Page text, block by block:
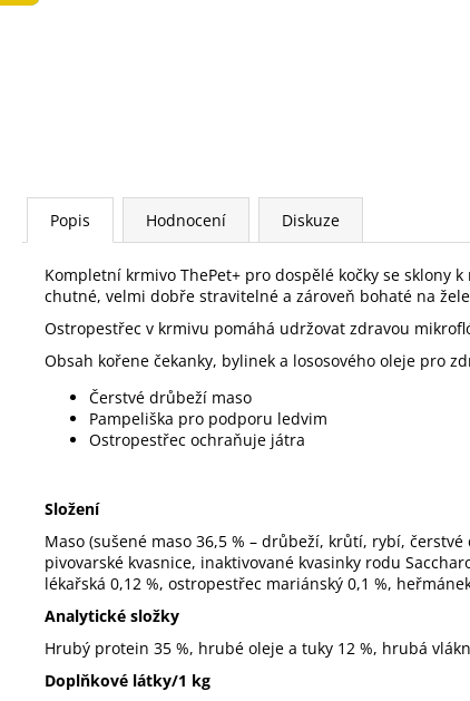
Popis Hodnocení Diskuze
Kompletní krmivo ThePet+ pro dospělé kočky se sklony
chutné, velmi dobře stravitelné a zároveň bohaté na
Ostropestřec v krmivu pomáhá udržovat zdravou
Obsah kořene čekanky, bylinek a lososového oleje pro
Čerstvé drůbeží maso
Pampeliška pro podporu ledvim
Ostropestřec ochraňuje játra
Složení
Maso (sušené maso 36,5 % – drůbeží, krůtí, rybí,
pivovarské kvasnice, inaktivované kvasinky rodu
lékařská 0,12 %, ostropestřec mariánský 0,1 %,
Analytické složky
Hrubý protein 35 %, hrubé oleje a tuky 12 %, hrubá
Doplňkové látky/1 kg